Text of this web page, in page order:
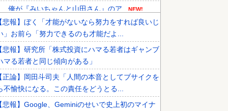
俺が『みいちゃんと山田さん』のア... NEW!
関が売り越しを仕掛けコスピが...
食事マナーが想像以上に厳格すぎて...
果がこちらです」→「あまりの...
悲報】ぼく「才能がないなら努力をすれば良いじ
」お前ら「努力できるのも才能だよ...
悲報】研究所「株式投資にハマる若者はギャンブ
マる若者と同じ傾向がある」
正論】岡田斗司夫「人間の本音としてブサイクを
不愉快になる。この責任をどうとる...
悲報】Google、Geminiのせいで史上初のマイナ